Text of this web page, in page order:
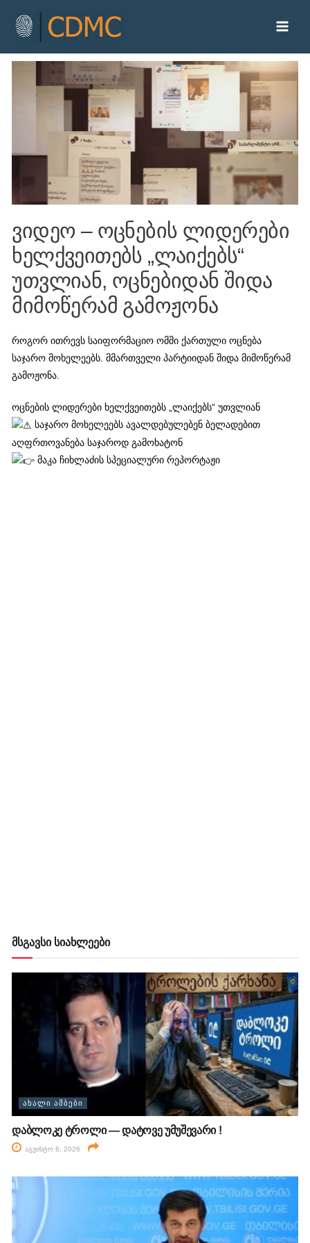
ვიდეო – ოცნების ლიდერები
ხელქვეითებს „ლაიქებს“
უთვლიან, ოცნებიდან შიდა
მიმოწერამ გამოჟონა
როგორ ითრევს საიფორმაციო ომში ქართული ოცნება
საჯარო მოხელეებს. მმართველი პარტიიდან შიდა მიმოწერამ
გამოჟონა.
ოცნების ლიდერები ხელქვეითებს „ლაიქებს“ უთვლიან
საჯარო მოხელეებს ავალდებულებენ ბელადებით
აღფრთოვანება საჯაროდ გამოხატონ
მაკა ჩიხლაძის სპეციალური რეპორტაჟი
მსგავსი სიახლეები
ᲐᲮᲐᲚᲘ ᲐᲛᲑᲔᲑᲘ
დაბლოკე ტროლი — დატოვე უმუშევარი !
აგვისტო 6, 2026